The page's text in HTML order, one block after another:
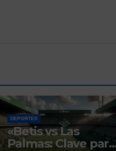
DEPORTES
«Betis vs Las
Palmas: Clave para